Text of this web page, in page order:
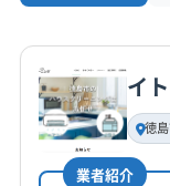
年中無休
電話番号
非公開
公式HP
イ
徳
業者紹介